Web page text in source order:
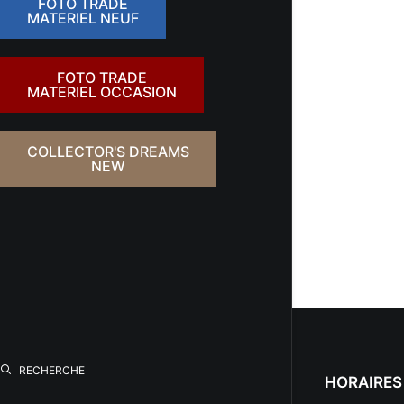
FOTO TRADE
MATERIEL NEUF
FOTO TRADE
MATERIEL OCCASION
COLLECTOR'S DREAMS
NEW
RECHERCHE